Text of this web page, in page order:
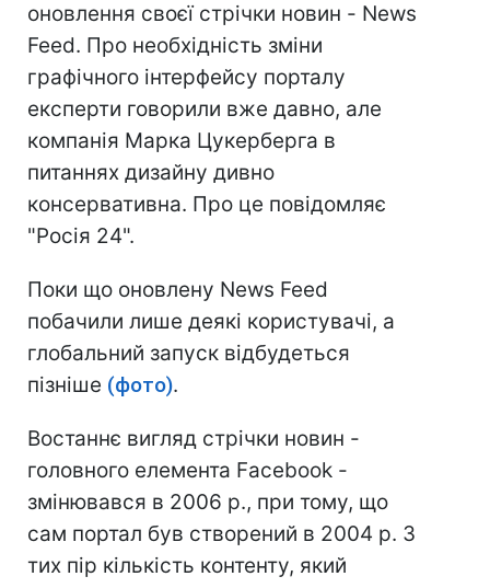
оновлення своєї стрічки новин - News
Feed. Про необхідність зміни
графічного інтерфейсу порталу
експерти говорили вже давно, але
компанія Марка Цукерберга в
питаннях дизайну дивно
консервативна. Про це повідомляє
"Росія 24".
Поки що оновлену News Feed
побачили лише деякі користувачі, а
глобальний запуск відбудеться
пізніше (фото).
Востаннє вигляд стрічки новин -
головного елемента Facebook -
змінювався в 2006 р., при тому, що
сам портал був створений в 2004 р. З
тих пір кількість контенту, який